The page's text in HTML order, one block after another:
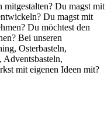
mitgestalten? Du magst mit
Du magst mit
Du möchtest den
Bei unseren
Osterbasteln,
Adventsbasteln,
mit eigenen Ideen mit?